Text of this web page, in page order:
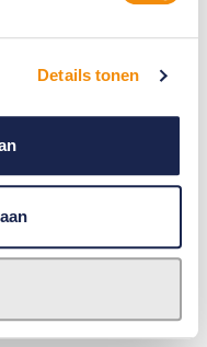
Details tonen